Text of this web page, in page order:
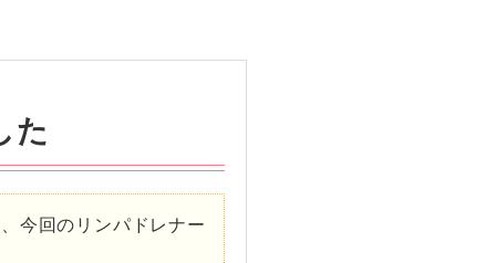
た
今回のリンパドレナー